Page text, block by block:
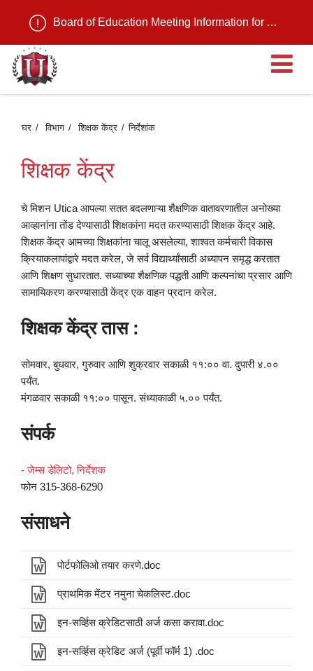
Board of Education Meeting Information for August 11, 2026
घर विभाग शिक्षक केंद्र निर्देशांक
शिक्षक केंद्र
चे मिशन Utica आपल्या सतत बदलणाऱ्या शैक्षणिक वातावरणातील अनोख्या
आव्हानांना तोंड देण्यासाठी शिक्षकांना मदत करण्यासाठी शिक्षक केंद्र आहे.
शिक्षक केंद्र आमच्या शिक्षकांना चालू असलेल्या, शाश्वत कर्मचारी विकास
क्रियाकलापांद्वारे मदत करेल, जे सर्व विद्यार्थ्यांसाठी अध्यापन समृद्ध करतात
आणि शिक्षण सुधारतात. सध्याच्या शैक्षणिक पद्धती आणि कल्पनांचा प्रसार आणि
सामायिकरण करण्यासाठी केंद्र एक वाहन प्रदान करेल.
शिक्षक केंद्र तास :
सोमवार, बुधवार, गुरुवार आणि शुक्रवार सकाळी ११:०० वा. दुपारी ४.००
पर्यंत.
मंगळवार सकाळी ११:०० पासून. संध्याकाळी ५.०० पर्यंत.
संपर्क
- जेम्स डेलिटो, निर्देशक
फोन 315-368-6290
संसाधने
पोर्टफोलिओ तयार करणे.doc
प्राथमिक मेंटर नमुना चेकलिस्ट.doc
इन-सर्व्हिस क्रेडिटसाठी अर्ज कसा करावा.doc
इन-सर्व्हिस क्रेडिट अर्ज (पूर्वी फॉर्म 1) .doc